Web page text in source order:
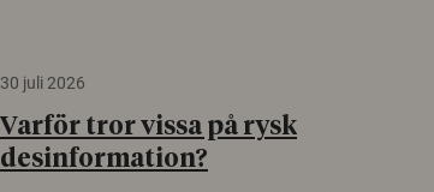
30 juli 2026
Varför tror vissa på rysk
desinformation?